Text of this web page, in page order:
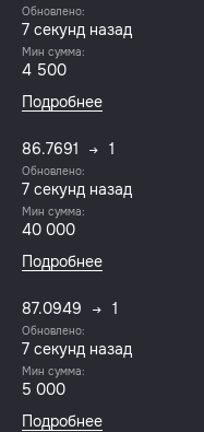
Обновлено:
8 секунд назад
Мин сумма:
4 500
Подробнее
86.7691 1
Обновлено:
8 секунд назад
Мин сумма:
40 000
Подробнее
87.0949 1
Обновлено:
8 секунд назад
Мин сумма:
5 000
Подробнее